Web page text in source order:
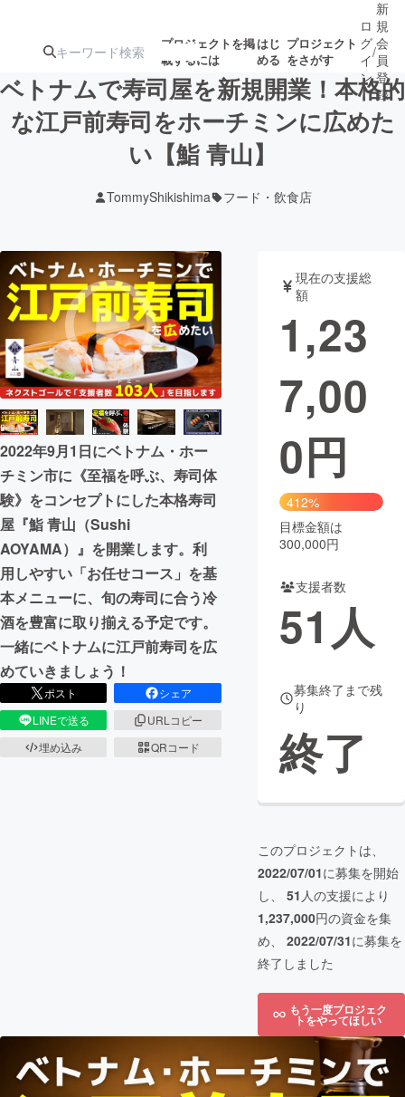
プロジェクトを掲
載するには
はじ
める
プロジェクト
をさがす
注目の新着プロ募集終了が近いプ
テクノロジー・ガジェット
映像・映画 書籍・雑誌
ビジネス・起業 チャレンジ
まちづくり・地域活性化
CAMPFIRE for Social Good
CAMPFIRE Creation
CAMPFIREふるさと納税
コミュニティ
ロ
グ
イ
ン
/
新
規
会
員
登
録
ベトナムで寿司屋を新規開業！本格的
な江戸前寿司をホーチミンに広めた
い【鮨 青山】
TommyShikishima フード・飲食店
2022年9月1日にベトナム・ホー
チミン市に《至福を呼ぶ、寿司体
験》をコンセプトにした本格寿司
屋『鮨 青山（Sushi
AOYAMA）』を開業します。利
用しやすい「お任せコース」を基
本メニューに、旬の寿司に合う冷
酒を豊富に取り揃える予定です。
一緒にベトナムに江戸前寿司を広
めていきましょう！
ポスト
シェア
LINEで送る
URLコピー
埋め込み
QRコード
現在の支援総
額
1,23
7,00
0円
412%
目標金額は
300,000円
支援者数
51 人
募集終了まで残
り
終了
このプロジェクトは、
2022/07/01に募集を開始
し、 51 人の支援により
1,237,000円の資金を集
め、 2022/07/31に募集を
終了しました
もう一度プロジェク
トをやってほしい